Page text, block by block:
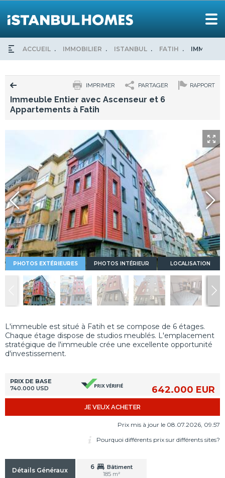
ACCUEIL IMMOBILIER ISTANBUL FATIH
RAPPORT
PARTAGER
IMPRIMER
Immeuble Entier avec Ascenseur et 6
Appartements à Fatih
PHOTOS EXTÉRIEURES PHOTOS INTÉRIEUR LOCALISATION
L'immeuble est situé à Fatih et se compose de 6 étages.
Chaque étage dispose de studios meublés. L'emplacement
stratégique de l'immeuble crée une excellente opportunité
d'investissement.
PRIX DE BASE
740.000 USD
642.000 EUR
JE VEUX ACHETER
Prix mis à jour le 08.07.2026, 09.57
Pourquoi différents prix sur différents sites?
Détails Généraux 6
Bâtiment
185 m²